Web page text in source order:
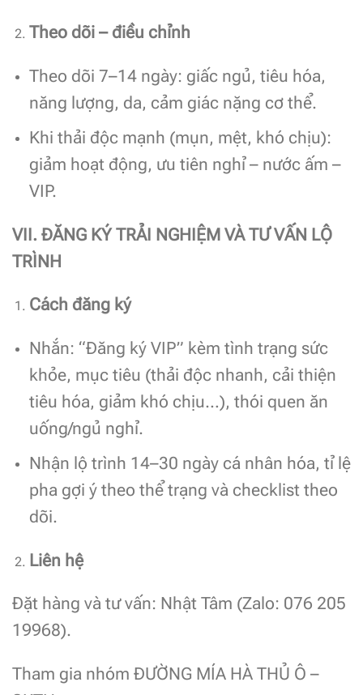
Theo dõi – điều chỉnh
Theo dõi 7–14 ngày: giấc ngủ, tiêu hóa,
năng lượng, da, cảm giác nặng cơ thể.
Khi thải độc mạnh (mụn, mệt, khó chịu):
giảm hoạt động, ưu tiên nghỉ – nước ấm –
VIP.
VII. ĐĂNG KÝ TRẢI NGHIỆM VÀ TƯ VẤN LỘ
TRÌNH
Cách đăng ký
Nhắn: “Đăng ký VIP” kèm tình trạng sức
khỏe, mục tiêu (thải độc nhanh, cải thiện
tiêu hóa, giảm khó chịu…), thói quen ăn
uống/ngủ nghỉ.
Nhận lộ trình 14–30 ngày cá nhân hóa, tỉ lệ
pha gợi ý theo thể trạng và checklist theo
dõi.
Liên hệ
Đặt hàng và tư vấn: Nhật Tâm (Zalo: 076 205
19968).
Tham gia nhóm ĐƯỜNG MÍA HÀ THỦ Ô –